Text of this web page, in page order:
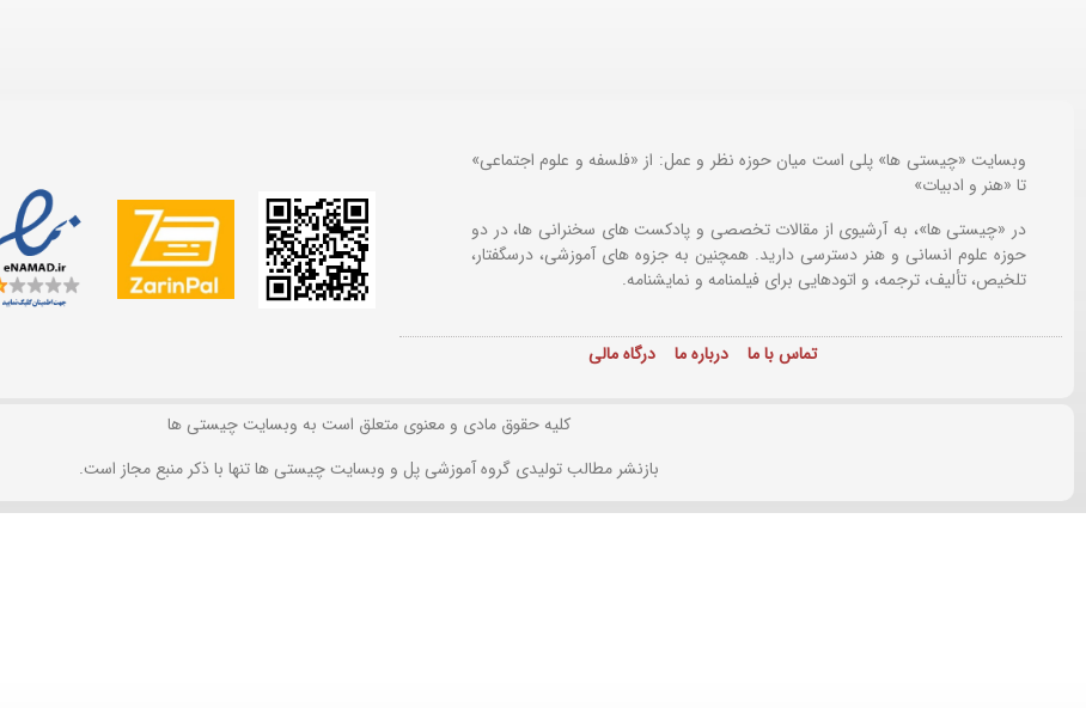
وبسایت «چیستی ها» پلی است میان حوزه نظر و عمل: از «فلسفه و علوم اجتماعی»
تا «هنر و ادبیات»
در «چیستی ها»، به آرشیوی از مقالات تخصصی و پادکست های سخنرانی ها، در دو
حوزه علوم انسانی و هنر دسترسی دارید. همچنین به جزوه های آموزشی، درسگفتار،
تلخیص، تألیف، ترجمه، و اتودهایی برای فیلمنامه و نمایشنامه.
تماس با ما درباره ما درگاه مالی
کلیه حقوق مادی و معنوی متعلق است به وبسایت چیستی ها
بازنشر مطالب تولیدی گروه آموزشی پل و وبسایت چیستی ها تنها با ذکر منبع مجاز است.